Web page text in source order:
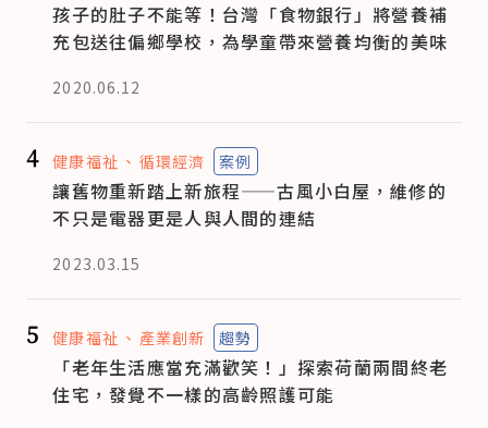
孩子的肚子不能等！台灣「食物銀行」將營養補
充包送往偏鄉學校，為學童帶來營養均衡的美味
2020.06.12
4 健康福祉 循環經濟 案例
讓舊物重新踏上新旅程——古風小白屋，維修的
不只是電器更是人與人間的連結
2023.03.15
5 健康福祉 產業創新 趨勢
「老年生活應當充滿歡笑！」探索荷蘭兩間終老
住宅，發覺不一樣的高齡照護可能